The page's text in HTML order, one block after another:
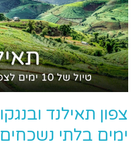
ימים בלתי נשכחים